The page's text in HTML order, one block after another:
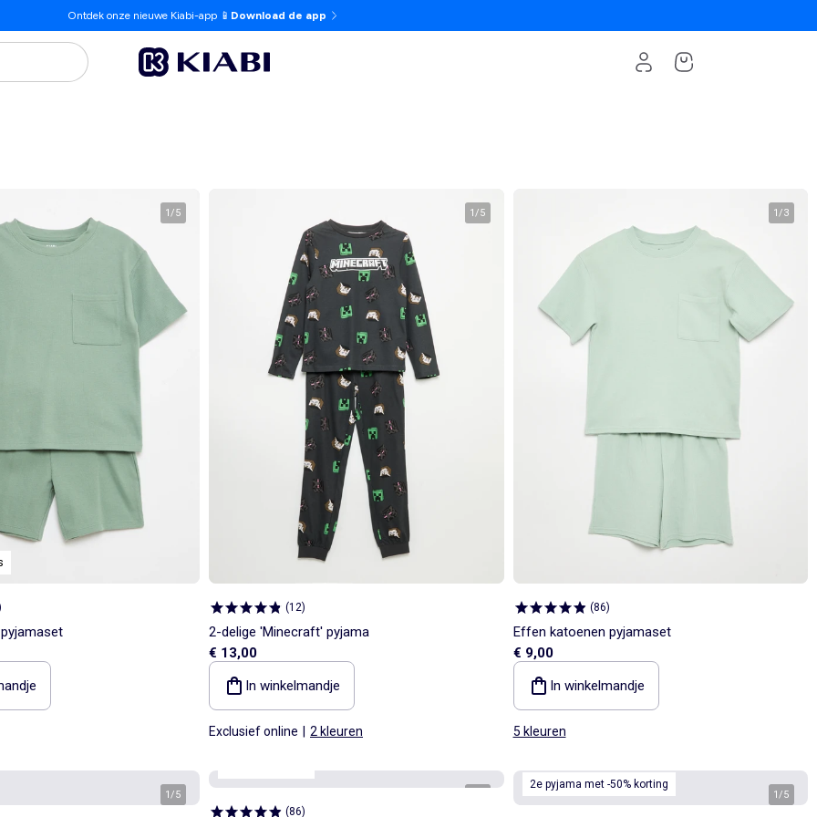
Ontdek onze nieuwe Kiabi-app 📱 Download de app
1/5 1/5
(12)
2-delige 'Minecraft' pyjama
€ 13,00
In winkelmandje
Exclusief online 2 kleuren
1/3
(86)
Effen katoenen pyjamaset
€ 9,00
In winkelmandje
5 kleuren
1/5
(86)
2e pyjama met -50% korting
1/5